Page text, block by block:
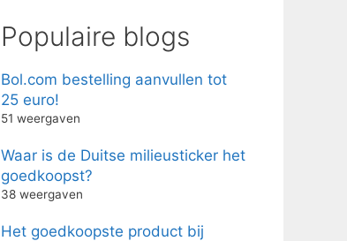
Populaire blogs
Bol.com bestelling aanvullen tot
25 euro!
51 weergaven
Waar is de Duitse milieusticker het
goedkoopst?
38 weergaven
Het goedkoopste product bij